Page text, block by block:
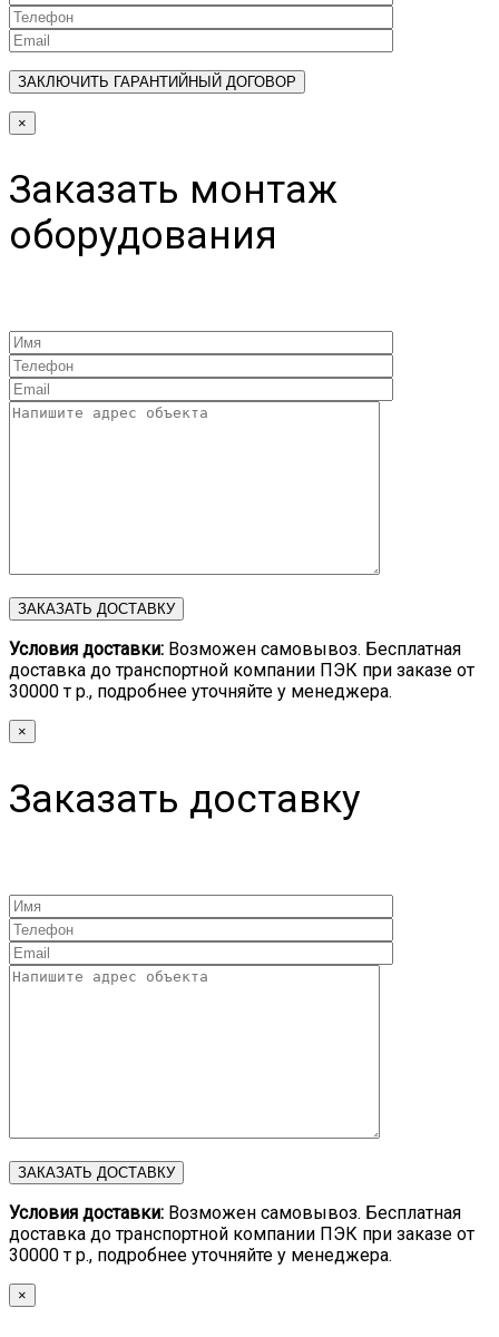
×
Заказать монтаж
оборудования
Условия доставки: Возможен самовывоз. Бесплатная
доставка до транспортной компании ПЭК при заказе от
30000 т р., подробнее уточняйте у менеджера.
×
Заказать доставку
Условия доставки: Возможен самовывоз. Бесплатная
доставка до транспортной компании ПЭК при заказе от
30000 т р., подробнее уточняйте у менеджера.
×